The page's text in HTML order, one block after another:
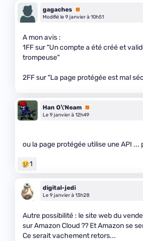
gagaches Premium
Modifié le 9 janvier à 10h51
A mon avis :
1FF sur "Un compte a été créé et
trompeuse"
2FF sur "La page protégée est mal
Han O\'Neam Premium
Le 9 janvier à 12h49
ou la page protégée utilise une API ...
1
digital-jedi
Le 9 janvier à 13h28
Autre possibilité : le site web du
sur Amazon Cloud ?? Et Amazon se
Ce serait vachement retors...